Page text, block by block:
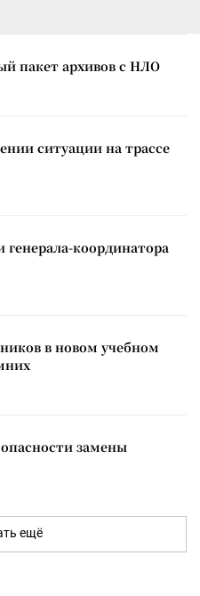
пакет архивов с НЛО
ситуации на трассе
координатора
в новом учебном
замены
ещё